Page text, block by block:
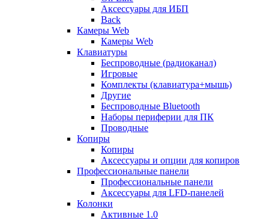
Аксессуары для ИБП
Back
Камеры Web
Камеры Web
Клавиатуры
Беспроводные (радиоканал)
Игровые
Комплекты (клавиатура+мышь)
Другие
Беспроводные Bluetooth
Наборы периферии для ПК
Проводные
Копиры
Копиры
Аксессуары и опции для копиров
Профессиональные панели
Профессиональные панели
Аксессуары для LFD-панелей
Колонки
Активные 1.0